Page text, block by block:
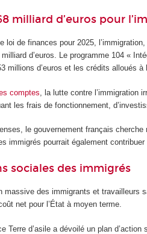
milliard d’euros pour
loi de finances pour 2025,
d’euros. Le programme 104 «
millions d’euros et les crédits alloués à
comptes , la lutte contre l’immigration
les frais de fonctionnement,
le gouvernement français
immigrés pourrait également
sociales des immigrés
massive des immigrants et travailleurs
net pour l’État à moyen terme.
Terre d’asile a dévoilé un plan